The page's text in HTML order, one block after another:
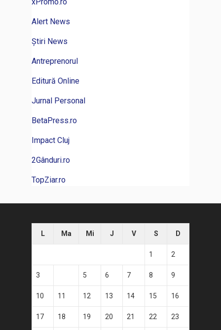
Alert News
Știri News
Antreprenorul
Editură Online
Jurnal Personal
BetaPress.ro
Impact Cluj
2Gânduri.ro
TopZiar.ro
L Ma Mi J V S D
1 2
3 5 6 7 8 9
10 11 12 13 14 15 16
17 18 19 20 21 22 23